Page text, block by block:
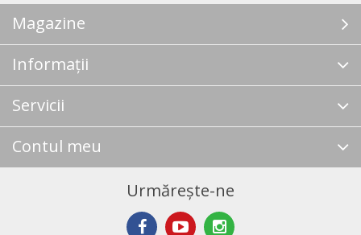
Magazine
Informații
Servicii
Contul meu
Urmărește-ne